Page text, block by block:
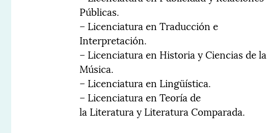
Públicas.
– Licenciatura en Traducción e
Interpretación.
– Licenciatura en Historia y Ciencias de la
Música.
– Licenciatura en Lingüística.
– Licenciatura en Teoría de
la Literatura y Literatura Comparada.